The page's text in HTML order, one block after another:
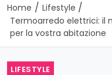
Home / Lifestyle /
Termoarredo elettrici: il
per la vostra abitazione
LIFESTYLE